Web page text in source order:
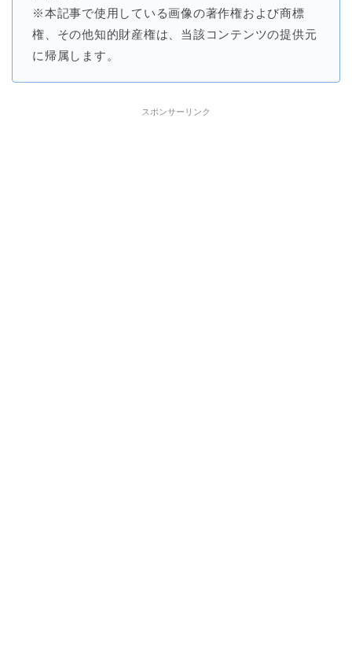
※本記事で使用している画像の著作権および商標
権、その他知的財産権は、当該コンテンツの提供元
に帰属します。
スポンサーリンク